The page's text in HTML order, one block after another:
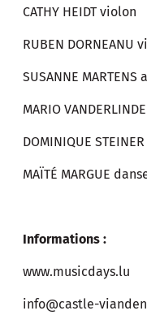
CATHY HEIDT violon
RUBEN DORNEANU
SUSANNE MARTENS
MARIO
DOMINIQUE
MAÏTÉ MARGUE
Informations :
www.musicdays.lu
info@castle-